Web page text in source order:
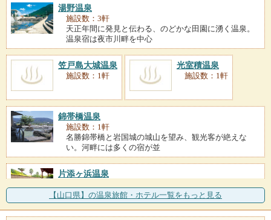
湯野温泉
施設数：3軒
天正年間に発見と伝わる、のどかな田園に湧く温泉。
温泉宿は夜市川畔を中心
笠戸島大城温泉
施設数：1軒
光室積温泉
施設数：1軒
錦帯橋温泉
施設数：1軒
名勝錦帯橋と岩国城の城山を望み、観光客が絶えな
い。河畔には多くの宿が並
片添ヶ浜温泉
瀬戸内海に浮かぶ周防大島の片添ヶ浜に立つ「ホテル
＆リゾートサンシャイン
【山口県】の温泉旅館・ホテル一覧をもっと見る